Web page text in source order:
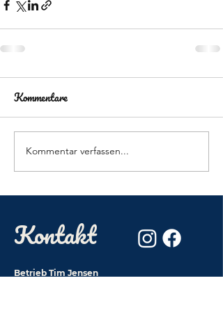
Kommentare
Kommentar verfassen...
Kontakt
Betrieb Tim Jensen